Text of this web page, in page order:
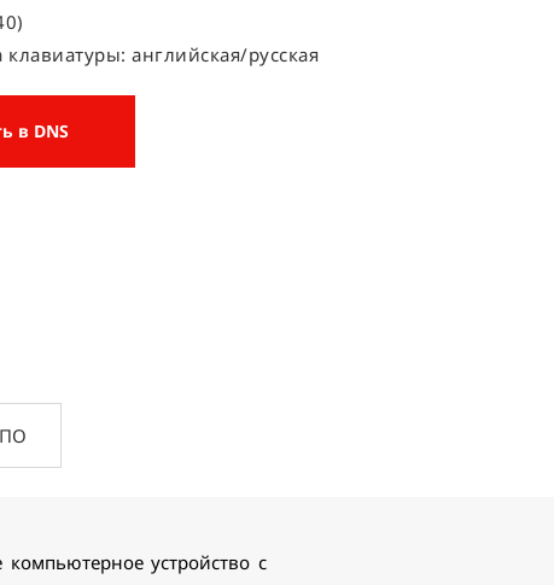
клавиатуры: английская/русская
в DNS
компьютерное устройство с